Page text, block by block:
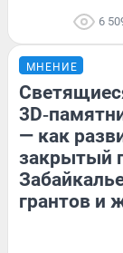
6
МНЕНИЕ
— как
закрытый
грантов и